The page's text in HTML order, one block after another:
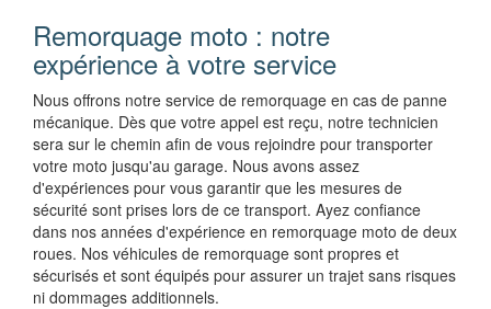
Remorquage moto : notre
expérience à votre service
Nous offrons notre service de remorquage en cas de panne
mécanique. Dès que votre appel est reçu, notre technicien
sera sur le chemin afin de vous rejoindre pour transporter
votre moto jusqu'au garage. Nous avons assez
d'expériences pour vous garantir que les mesures de
sécurité sont prises lors de ce transport. Ayez confiance
dans nos années d'expérience en remorquage moto de deux
roues. Nos véhicules de remorquage sont propres et
sécurisés et sont équipés pour assurer un trajet sans risques
ni dommages additionnels.